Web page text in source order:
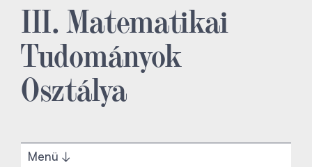
III. Matematikai
Tudományok
Osztálya
Menü